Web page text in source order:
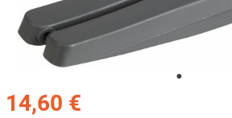
14,60 €